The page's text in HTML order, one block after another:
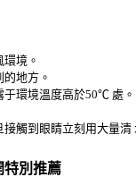
境。
地方。
于環境溫度高於50℃ 處。
觸到眼睛立刻用大量清
別推薦